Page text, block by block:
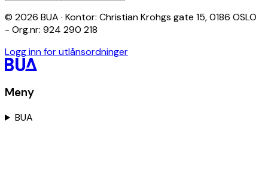
© 2026 BUA · Kontor: Christian Krohgs gate 15, 0186 OSLO
- Org.nr: 924 290 218
Logg inn for utlånsordninger
Meny
BUA